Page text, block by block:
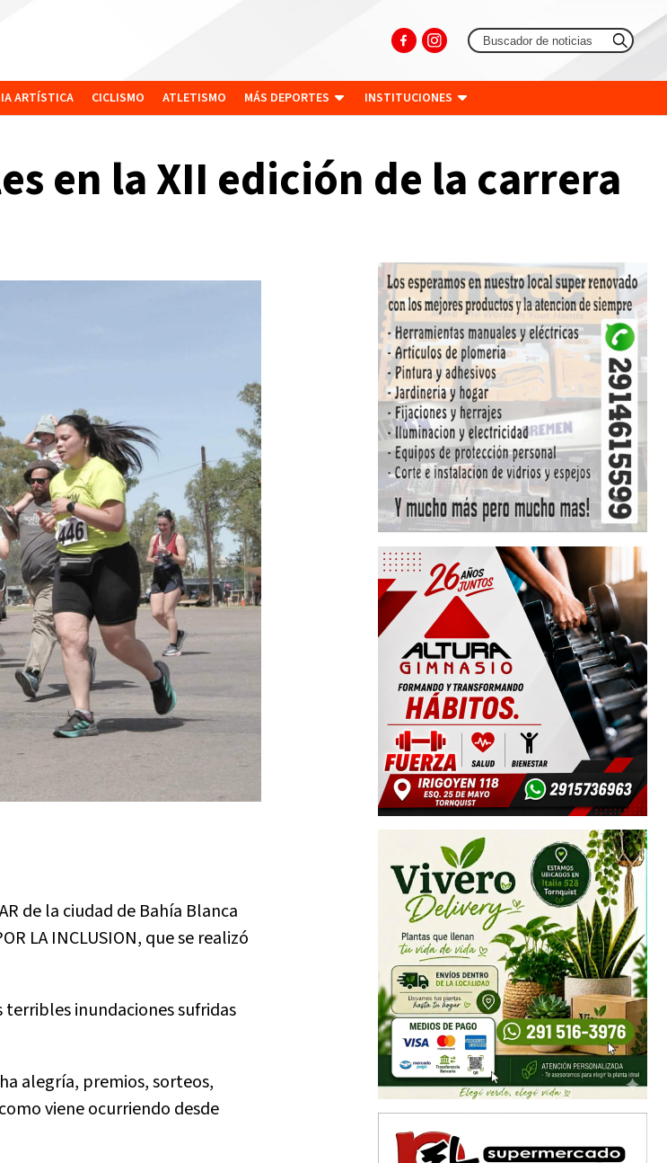
ARTÍSTICA CICLISMO ATLETISMO MÁS DEPORTES INSTITUCIONES
en la XII edición de la carrera
de la ciudad de Bahía Blanca
LA INCLUSION, que se realizó
terribles inundaciones sufridas
alegría, premios, sorteos,
viene ocurriendo desde